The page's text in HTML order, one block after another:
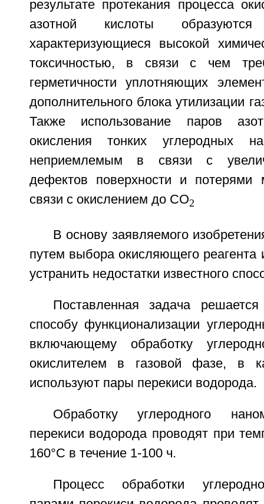
результате протекания процесса
азотной кислоты
характеризующиеся высокой
токсичностью, в связи с чем
герметичности уплотняющих
дополнительного блока утилизации
Также использование паров
окисления тонких углеродных
неприемлемым в связи с
дефектов поверхности и
связи с окислением до СО2
В основу заявляемого
путем выбора окисляющего реагента
устранить недостатки известного
Поставленная задача
способу функционализации
включающему обработку
окислителем в газовой фазе, в
используют пары перекиси водорода.
Обработку углеродного
перекиси водорода проводят при
160°С в течение 1-100 ч.
Процесс обработки